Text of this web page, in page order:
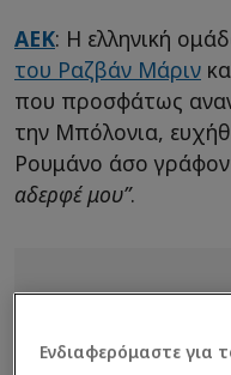
ΑΕΚ: Η ελληνική
του Ραζβάν Μάριν
που προσφάτως
την Μπόλονια,
Ρουμάνο άσο
αδερφέ μου”.
Ενδιαφερόμαστε για